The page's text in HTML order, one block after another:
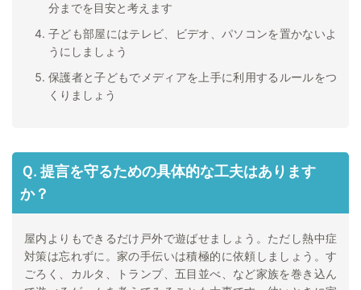
分までを目安と考えます
子ども部屋にはテレビ、ビデオ、パソコンを置かないよ
うにしましょう
保護者と子どもでメディアを上手に利用するルールをつ
くりましょう
Ｑ. 提言を守るための具体的な工夫はあります
か？
屋内よりもできるだけ戸外で遊ばせましょう。ただし熱中症
対策は忘れずに。家の手伝いは積極的に依頼しましょう。す
ごろく、カルタ、トランプ、五目並べ、など家族を巻き込ん